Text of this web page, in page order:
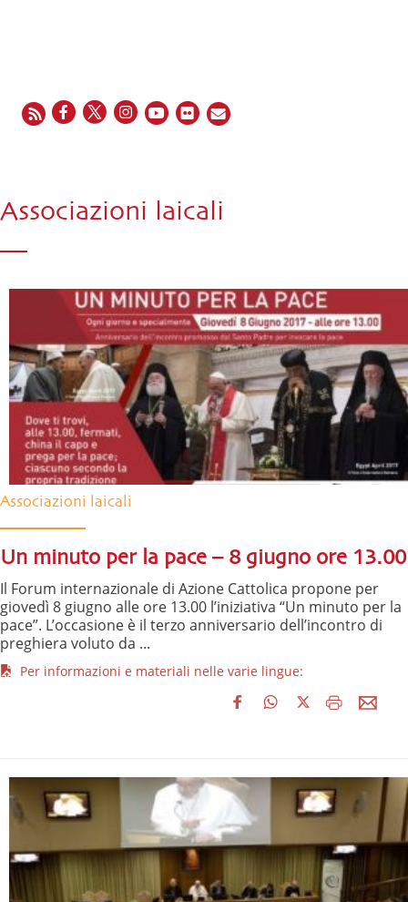
Associazioni laicali
Associazioni laicali
Un minuto per la pace – 8 giugno ore 13.00
Il Forum internazionale di Azione Cattolica propone per
giovedì 8 giugno alle ore 13.00 l’iniziativa “Un minuto per la
pace”. L’occasione è il terzo anniversario dell’incontro di
preghiera voluto da ...
Per informazioni e materiali nelle varie lingue: